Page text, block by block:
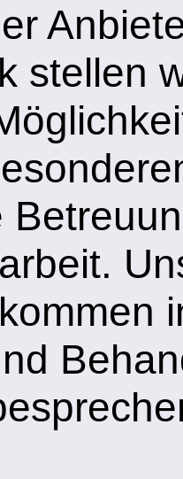
stellen